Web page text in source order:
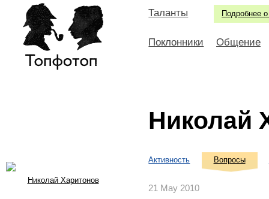
Подробнее о
Таланты
Поклонники Общение
Николай
Николай Харитонов
Активность Вопросы
21 May 2010